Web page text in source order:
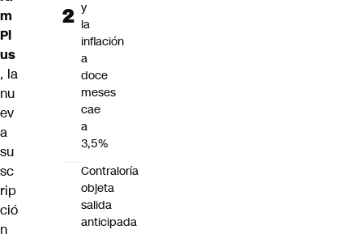
m
Pl
us
, la
nu
ev
a
su
sc
rip
ció
n
y
la
inflación
a
doce
meses
cae
a
3,5%
Contraloría
objeta
salida
anticipada